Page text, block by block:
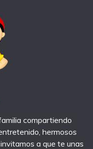
compartiendo
hermosos
a que te unas